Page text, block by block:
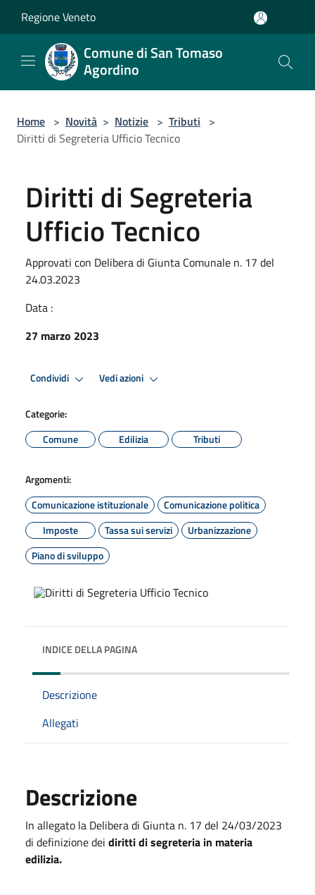
Regione Veneto
Comune di San Tomaso
Agordino
Home > Novità > Notizie > Tributi >
Diritti di Segreteria Ufficio Tecnico
Diritti di Segreteria
Ufficio Tecnico
Approvati con Delibera di Giunta Comunale n. 17 del
24.03.2023
Data :
27 marzo 2023
Condividi Vedi azioni
Categorie:
Comune
Edilizia Tributi
Argomenti:
Comunicazione istituzionale
Comunicazione politica
Imposte
Tassa sui servizi
Urbanizzazione
Piano di sviluppo
INDICE DELLA PAGINA
Descrizione
Allegati
Descrizione
In allegato la Delibera di Giunta n. 17 del 24/03/2023
di definizione dei diritti di segreteria in materia
edilizia.